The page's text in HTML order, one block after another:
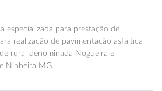
especializada para prestação de
realização de pavimentação asfáltica
rural denominada Nogueira e
Ninheira MG.